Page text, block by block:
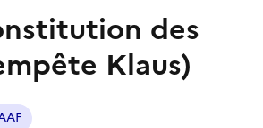
des
Klaus)